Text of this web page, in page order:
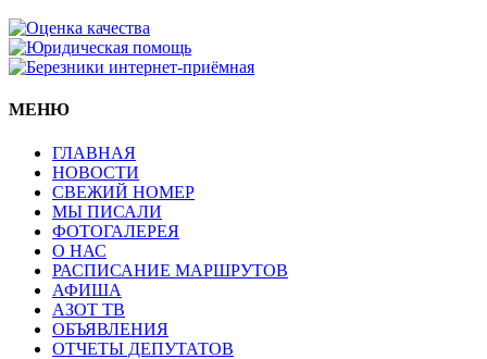
МЕНЮ
ГЛАВНАЯ
НОВОСТИ
СВЕЖИЙ НОМЕР
МЫ ПИСАЛИ
ФОТОГАЛЕРЕЯ
О НАС
РАСПИСАНИЕ МАРШРУТОВ
АФИША
АЗОТ ТВ
ОБЪЯВЛЕНИЯ
ОТЧЕТЫ ДЕПУТАТОВ